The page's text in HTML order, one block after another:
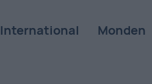
International Monden